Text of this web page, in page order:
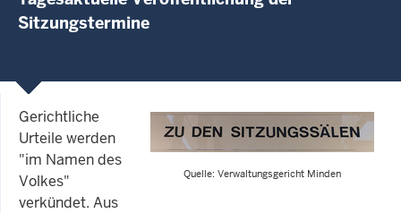
Sitzungstermine
Quelle: Verwaltungsgericht Minden
Gerichtliche
Urteile werden
"im Namen des
Volkes"
verkündet. Aus